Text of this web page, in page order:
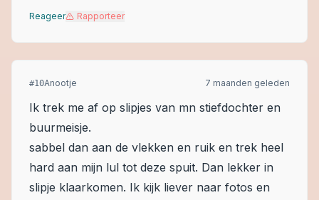
Reageer Rapporteer
#10Anootje 7 maanden geleden
Ik trek me af op slipjes van mn stiefdochter en
buurmeisje.
sabbel dan aan de vlekken en ruik en trek heel
hard aan mijn lul tot deze spuit. Dan lekker in
slipje klaarkomen. Ik kijk liever naar fotos en